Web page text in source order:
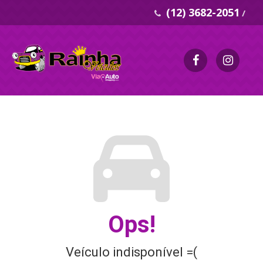
(12) 3682-2051 /
Ops!
Veículo indisponível =(